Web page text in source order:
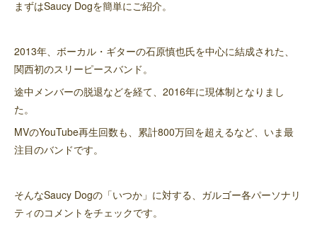
まずはSaucy Dogを簡単にご紹介。
2013年、ボーカル・ギターの石原慎也氏を中心に結成された、
関西初のスリーピースバンド。
途中メンバーの脱退などを経て、2016年に現体制となりまし
た。
MVのYouTube再生回数も、累計800万回を超えるなど、いま最
注目のバンドです。
そんなSaucy Dogの「いつか」に対する、ガルゴー各パーソナリ
ティのコメントをチェックです。